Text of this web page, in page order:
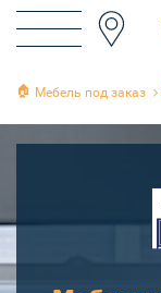
🏠 Мебель под заказ